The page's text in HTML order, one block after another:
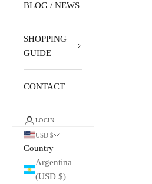
BLOG / NEWS
SHOPPING
GUIDE
CONTACT
LOGIN
USD $
Country
Argentina
(USD $)